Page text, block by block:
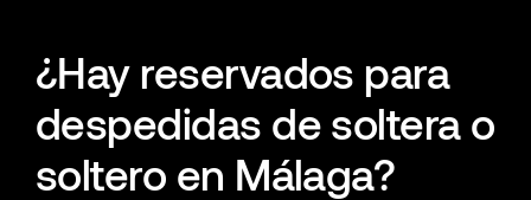
¿Hay reservados para
despedidas de soltera o
soltero en Málaga?